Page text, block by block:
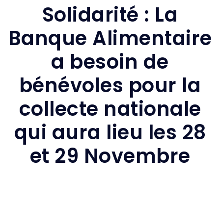
Solidarité : La
Banque Alimentaire
a besoin de
bénévoles pour la
collecte nationale
qui aura lieu les 28
et 29 Novembre